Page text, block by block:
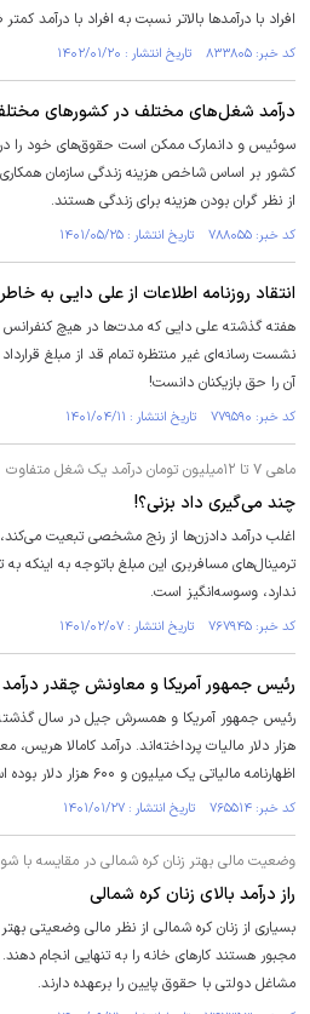
افراد با درآمدها بالاتر نسبت به افراد با درآمد
کد خبر: ۸۳۳۸۰۵ تاریخ انتشار : ۱۴۰۲/۰۱/۲۰
درآمد شغل‌های مختلف در کشور‌های
سوئیس و دانمارک ممکن است حقوق‌های خود را در
کشور بر اساس شاخص هزینه زندگی سازمان
از نظر گران بودن هزینه برای زندگی هستند.
کد خبر: ۷۸۸۰۵۵ تاریخ انتشار : ۱۴۰۱/۰۵/۲۵
انتقاد روزنامه اطلاعات از علی دایی به
هفته گذشته علی دایی که مدت‌ها در هیچ
نشست رسانه‌ای غیر منتظره تمام قد از مبلغ قرارداد
آن را حق بازیکنان دانست!
کد خبر: ۷۷۹۵۹۰ تاریخ انتشار : ۱۴۰۱/۰۴/۱۱
ماهی ۷ تا ۱۲میلیون تومان درآمد یک شغل متفاوت
چند می‌گیری داد بزنی؟!
اغلب درآمد دادزن‌ها از رنج مشخصی تبعیت می‌کند،
ترمینال‌های مسافربری این مبلغ باتوجه به اینکه
ندارد، وسوسه‌انگیز است.
کد خبر: ۷۶۷۹۴۵ تاریخ انتشار : ۱۴۰۱/۰۲/۰۷
رئیس جمهور آمریکا و معاونش چقدر درآمد
هزار دلار مالیات پرداخته‌اند. درآمد کامالا
اظهارنامه مالیاتی یک میلیون و ۶۰۰ هزار دلار بوده است.
کد خبر: ۷۶۵۵۱۴ تاریخ انتشار : ۱۴۰۱/۰۱/۲۷
وضعیت مالی بهتر زنان کره شمالی در مقایسه با
راز درآمد بالای زنان کره شمالی
بسیاری از زنان کره شمالی از نظر مالی وضعیتی
مجبور هستند کار‌های خانه را به تنهایی انجام
مشاغل دولتی با حقوق پایین را برعهده دارند.